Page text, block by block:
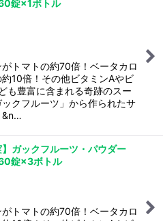
錠×1ボトル
がトマトの約70倍！ベータカロ
10倍！その他ビタミンAやビ
も豊富に含まれる奇跡のスー
クフルーツ」から作られたサ
&n…
】ガックフルーツ・パウダー
錠×3ボトル
がトマトの約70倍！ベータカロ